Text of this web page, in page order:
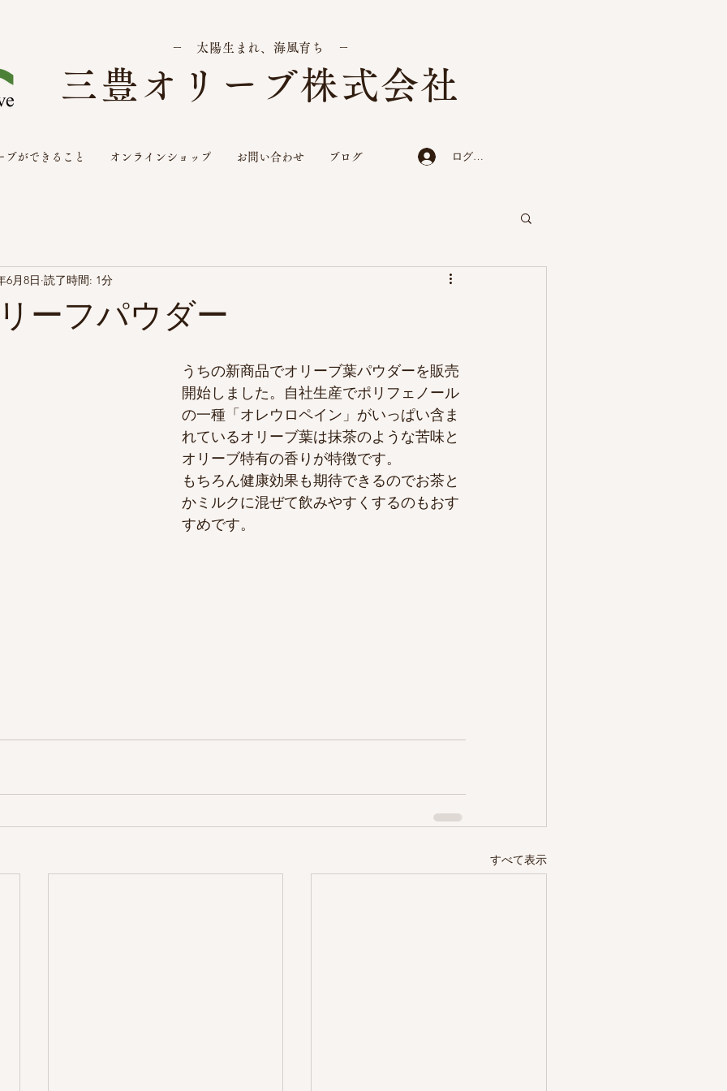
－ 太陽生まれ、海風育ち －
三豊オリーブ株式会社
ブができること オンラインショップ お問い合わせ ブログ ログイン
ーフパウダー
6月8日 読了時間: 1分
うちの新商品でオリーブ葉パウダーを販売
開始しました。自社生産でポリフェノール
の一種「オレウロペイン」がいっぱい含ま
れているオリーブ葉は抹茶のような苦味と
オリーブ特有の香りが特徴です。
もちろん健康効果も期待できるのでお茶と
かミルクに混ぜて飲みやすくするのもおす
すめです。
すべて表示